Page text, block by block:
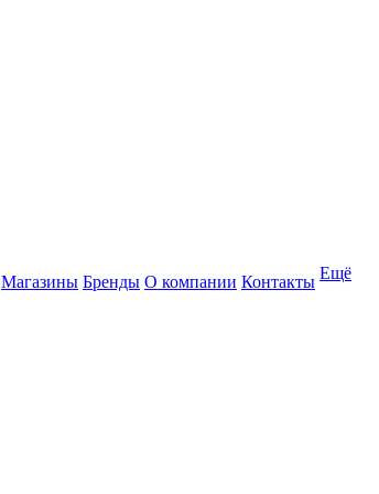
Магазины Бренды О компании Контакты Ещё